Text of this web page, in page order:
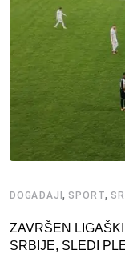
DOGAĐAJI, SPORT,
ZAVRŠEN
SRBIJE, SLEDI